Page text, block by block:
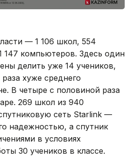
— 1 106 школ, 554
147 компьютеров. Здесь один
делить уже 14 учеников,
хуже среднего
В четыре с половиной раза
269 школ из 940
сеть Starlink —
надежностью, а спутник
в условиях
30 учеников в классе.